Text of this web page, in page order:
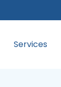
Services